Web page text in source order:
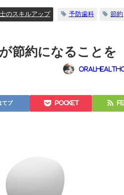
のスキルアップ 予防歯科 節約
節約になることを
てブ Pocket